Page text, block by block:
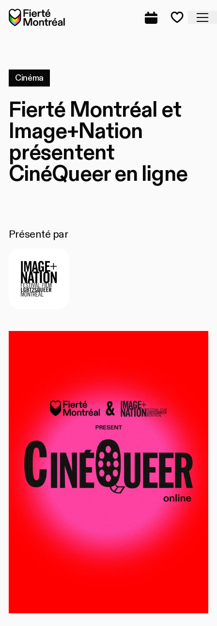
Aller à la navigation
Aller à la navigation
Aller au contenu
Accueil
Mes
Cinéma
Fierté Montréal et
Image+Nation
présentent
CinéQueer en ligne
Présenté par